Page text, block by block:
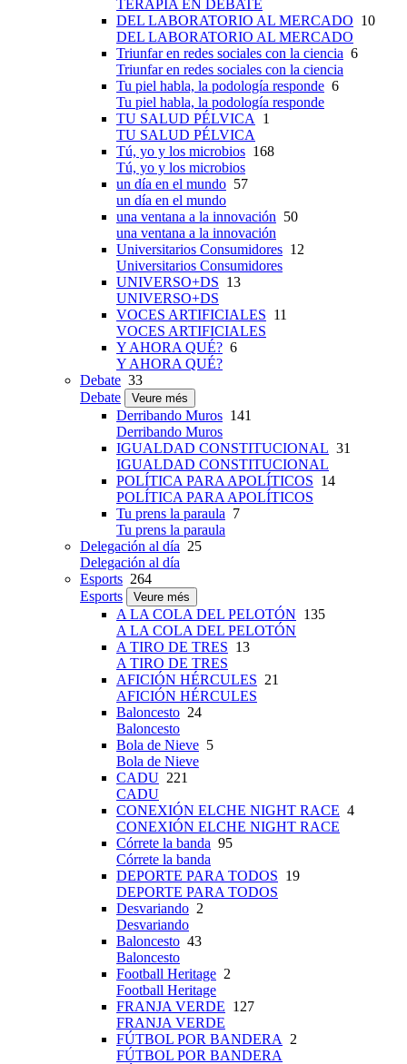
TERAPIA EN DEBATE
DEL LABORATORIO AL MERCADO 10
DEL LABORATORIO AL MERCADO
Triunfar en redes sociales con la ciencia 6
Triunfar en redes sociales con la ciencia
Tu piel habla, la podología responde 6
Tu piel habla, la podología responde
TU SALUD PÉLVICA 1
TU SALUD PÉLVICA
Tú, yo y los microbios 168
Tú, yo y los microbios
un día en el mundo 57
un día en el mundo
una ventana a la innovación 50
una ventana a la innovación
Universitarios Consumidores 12
Universitarios Consumidores
UNIVERSO+DS 13
UNIVERSO+DS
VOCES ARTIFICIALES 11
VOCES ARTIFICIALES
Y AHORA QUÉ? 6
Y AHORA QUÉ?
Debate 33
Debate
Veure més
Derribando Muros 141
Derribando Muros
IGUALDAD CONSTITUCIONAL 31
IGUALDAD CONSTITUCIONAL
POLÍTICA PARA APOLÍTICOS 14
POLÍTICA PARA APOLÍTICOS
Tu prens la paraula 7
Tu prens la paraula
Delegación al día 25
Delegación al día
Esports 264
Esports
Veure més
A LA COLA DEL PELOTÓN 135
A LA COLA DEL PELOTÓN
A TIRO DE TRES 13
A TIRO DE TRES
AFICIÓN HÉRCULES 21
AFICIÓN HÉRCULES
Baloncesto 24
Baloncesto
Bola de Nieve 5
Bola de Nieve
CADU 221
CADU
CONEXIÓN ELCHE NIGHT RACE 4
CONEXIÓN ELCHE NIGHT RACE
Córrete la banda 95
Córrete la banda
DEPORTE PARA TODOS 19
DEPORTE PARA TODOS
Desvariando 2
Desvariando
Baloncesto 43
Baloncesto
Football Heritage 2
Football Heritage
FRANJA VERDE 127
FRANJA VERDE
FÚTBOL POR BANDERA 2
FÚTBOL POR BANDERA